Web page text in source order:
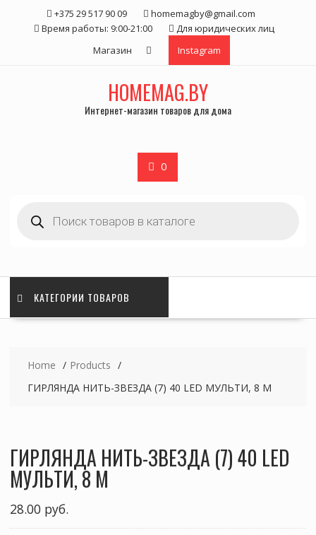
+375 29 517 90 09
homemagby@gmail.com
Время работы: 9:00-21:00
Для юридических лиц
Магазин
Instagram
HOMEMAG.BY
Интернет-магазин товаров для дома
0
товаров
КАТЕГОРИИ ТОВАРОВ
Home
Products
ГИРЛЯНДА НИТЬ-ЗВЕЗДА (7) 40 LED МУЛЬТИ, 8 М
ГИРЛЯНДА НИТЬ-ЗВЕЗДА (7) 40 LED
МУЛЬТИ, 8 М
28.00 руб.